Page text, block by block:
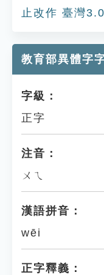
止改作 臺灣
教育部異體字
字級：
正字
注音：
ㄨㄟ
漢語拼音：
wēi
正字釋義：